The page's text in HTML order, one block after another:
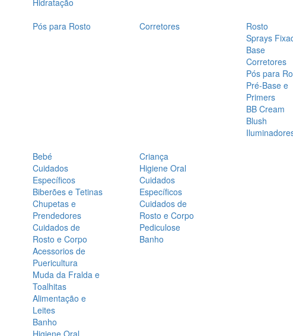
Hidratação
Pós para Rosto Corretores
Rosto
Sprays
Base
Corretores
Pós para
Pré-Base e
Primers
BB Cream
Blush
Bebé
Cuidados
Específicos
Biberões e Tetinas
Chupetas e
Prendedores
Cuidados de
Rosto e Corpo
Acessorios de
Puericultura
Muda da Fralda e
Toalhitas
Alimentação e
Leites
Banho
Higiene Oral
Criança
Higiene Oral
Cuidados
Específicos
Cuidados de
Rosto e Corpo
Pediculose
Banho